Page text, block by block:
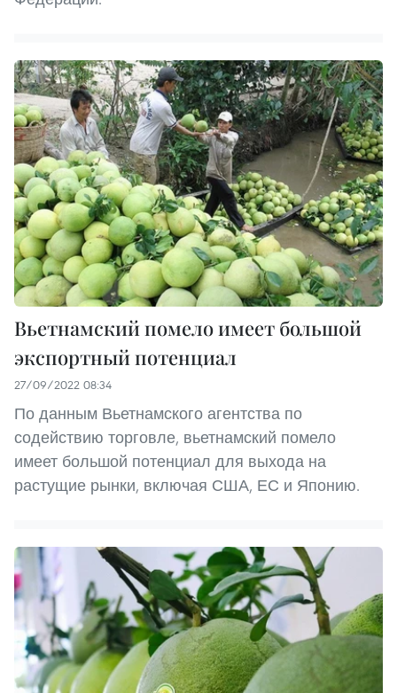
Вьетнамский помело имеет большой
экспортный потенциал
27/09/2022 08:34
По данным Вьетнамского агентства по
содействию торговле, вьетнамский помело
имеет большой потенциал для выхода на
растущие рынки, включая США, ЕС и Японию.